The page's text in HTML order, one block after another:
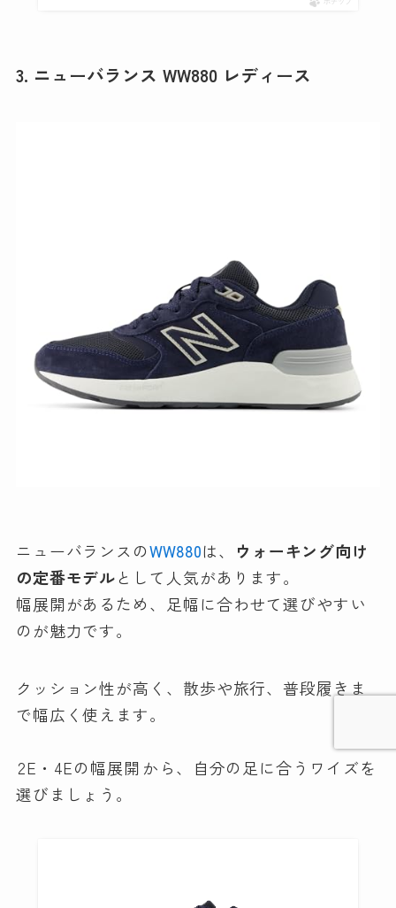
3. ニューバランス WW880 レディース
ニューバランスのWW880は、
ウォーキング向け
の定番モデルとして人気があります。
幅展開があるため、足幅に合わせて選びやすい
のが魅力です。
クッション性が高く、散歩や旅行、普段履きま
で幅広く使えます。
2E・4Eの幅展開 から、自分の足に合うワイズを
選びましょう。